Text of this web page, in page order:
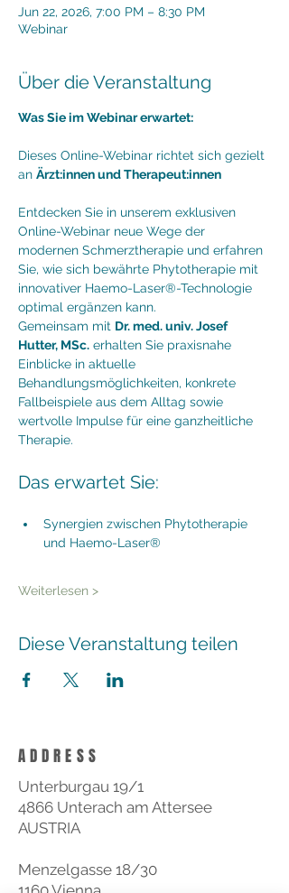
Jun 22, 2026, 7:00 PM – 8:30 PM
Webinar
Über die Veranstaltung
Was Sie im Webinar erwartet:
Dieses Online-Webinar richtet sich gezielt
an Ärzt:innen und Therapeut:innen
Entdecken Sie in unserem exklusiven
Online-Webinar neue Wege der
modernen Schmerztherapie und erfahren
Sie, wie sich bewährte Phytotherapie mit
innovativer Haemo-Laser®-Technologie
optimal ergänzen kann.
Gemeinsam mit Dr. med. univ. Josef
Hutter, MSc. erhalten Sie praxisnahe
Einblicke in aktuelle
Behandlungsmöglichkeiten, konkrete
Fallbeispiele aus dem Alltag sowie
wertvolle Impulse für eine ganzheitliche
Therapie.
Das erwartet Sie:
Synergien zwischen Phytotherapie
und Haemo-Laser®
Weiterlesen >
Diese Veranstaltung teilen
ADDRESS
Unterburgau 19/1
4866 Unterach am Attersee
AUSTRIA
Menzelgasse 18/30